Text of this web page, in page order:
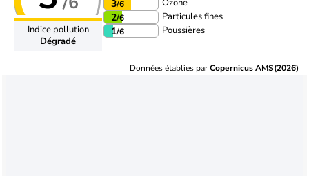
Indice pollution
Dégradé
3/6 Ozone
2/6 Particules fines
1/6 Poussières
Données établies parCopernicus AMS(2026)